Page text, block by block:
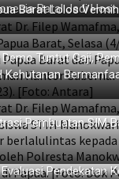
Batal Jadi Host
Barat Lolos
Tuntut Gaji,
Kehutanan
Pembuatan SIM
Pendekatan